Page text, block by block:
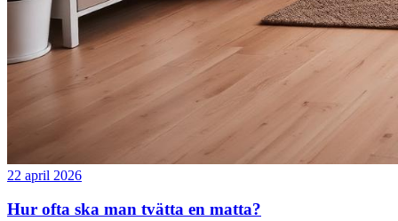
22 april 2026
Hur ofta ska man tvätta en matta?